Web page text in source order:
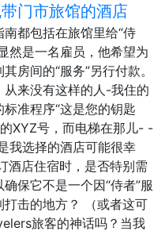
门市旅馆的酒店
都包括在旅馆里给“侍
然是一名雇员，他希望为
房间的“服务”另行付款。
来没有这样的人-我住的
准程序“这是您的钥匙
XYZ号，而电梯在那儿- -
我选择的酒店可能很幸
酒店住宿时，是否特别需
保它不是一个因“侍者”服
击的地方？ （或者这可
旅客的神话吗？当我